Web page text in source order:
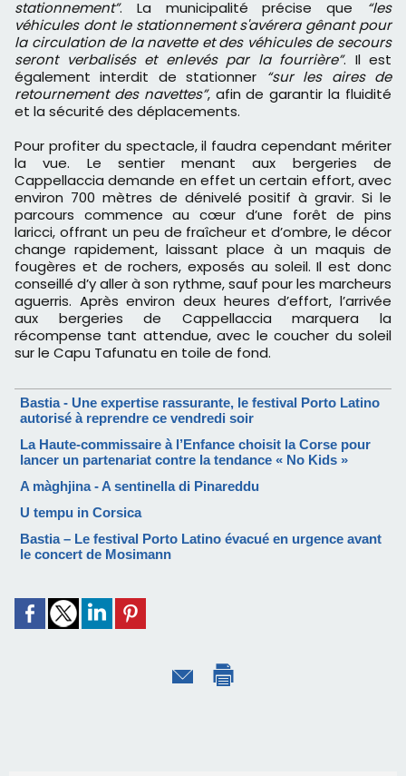
stationnement”. La municipalité précise que “les
véhicules dont le stationnement s'avérera gênant pour
la circulation de la navette et des véhicules de secours
seront verbalisés et enlevés par la fourrière”. Il est
également interdit de stationner
“sur les aires de
retournement des navettes”, afin de garantir la fluidité
et la sécurité des déplacements.
Pour profiter du spectacle, il faudra cependant mériter
la vue. Le sentier menant aux bergeries de
Cappellaccia demande en effet un certain effort, avec
environ 700 mètres de dénivelé positif à gravir. Si le
parcours commence au cœur d’une forêt de pins
laricci, offrant un peu de fraîcheur et d’ombre, le décor
change rapidement, laissant place à un maquis de
fougères et de rochers, exposés au soleil. Il est donc
conseillé d’y aller à son rythme, sauf pour les marcheurs
aguerris. Après environ deux heures d’effort, l’arrivée
aux bergeries de Cappellaccia marquera la
récompense tant attendue, avec le coucher du soleil
sur le Capu Tafunatu en toile de fond.
Bastia - Une expertise rassurante, le festival Porto Latino
autorisé à reprendre ce vendredi soir
La Haute-commissaire à l’Enfance choisit la Corse pour
lancer un partenariat contre la tendance « No Kids »
A màghjina - A sentinella di Pinareddu
U tempu in Corsica
Bastia – Le festival Porto Latino évacué en urgence avant
le concert de Mosimann